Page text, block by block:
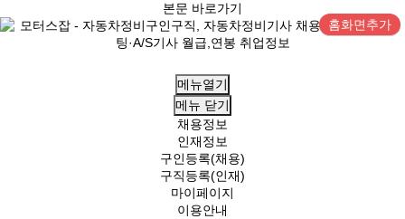
본문 바로가기
홈화면추가
메뉴열기
메뉴 닫기
채용정보
인재정보
구인등록(채용)
구직등록(인재)
마이페이지
이용안내